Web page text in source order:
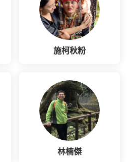
施柯秋粉
林楠傑